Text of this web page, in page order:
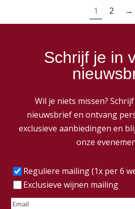
1 2 →
Schrijf je in
Wil je niets missen?
nieuwsbrief en ontvang
exclusieve aanbiedingen en
onze
Frequentie(Vereist)
Reguliere mailing (1x per 6
Exclusieve wijnen mailing
E-